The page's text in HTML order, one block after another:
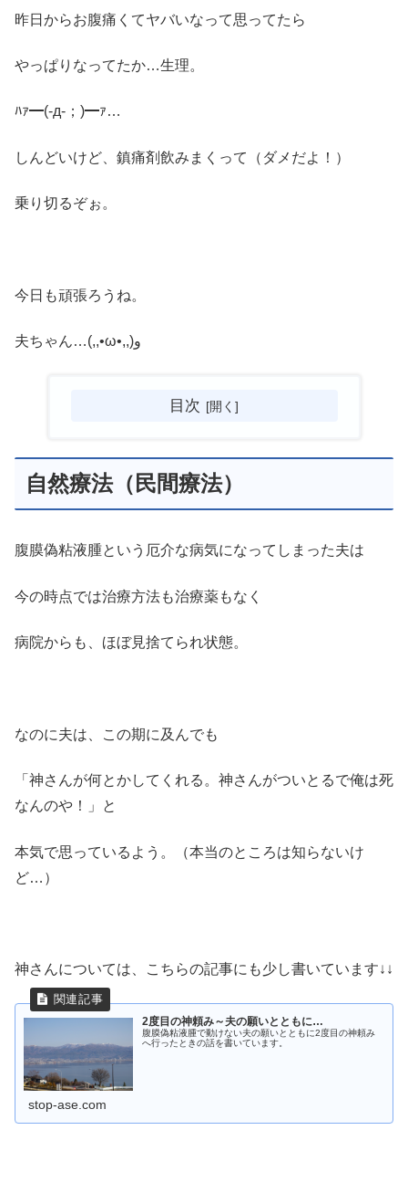
昨日からお腹痛くてヤバいなって思ってたら
やっぱりなってたか…生理。
ﾊｧ━(-д-；)━ｧ…
しんどいけど、鎮痛剤飲みまくって（ダメだよ！）
乗り切るぞぉ。
今日も頑張ろうね。
夫ちゃん…(,,•ω•,,)و
目次
自然療法（民間療法）
腹膜偽粘液腫という厄介な病気になってしまった夫は
今の時点では治療方法も治療薬もなく
病院からも、ほぼ見捨てられ状態。
なのに夫は、この期に及んでも
「神さんが何とかしてくれる。神さんがついとるで俺は死
なんのや！」と
本気で思っているよう。（本当のところは知らないけ
ど…）
神さんについては、こちらの記事にも少し書いています↓↓
2度目の神頼み～夫の願いとともに…
腹膜偽粘液腫で動けない夫の願いとともに2度目の神頼み
へ行ったときの話を書いています。
stop-ase.com